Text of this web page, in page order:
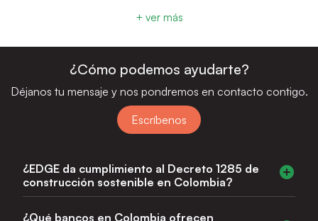
+ ver más
¿Cómo podemos ayudarte?
Déjanos tu mensaje y nos pondremos en contacto contigo.
Escríbenos
¿EDGE da cumplimiento al Decreto 1285 de
construcción sostenible en Colombia?
energía, agua y materiales, lo que da cumplimiento
¿Qué bancos en Colombia ofrecen